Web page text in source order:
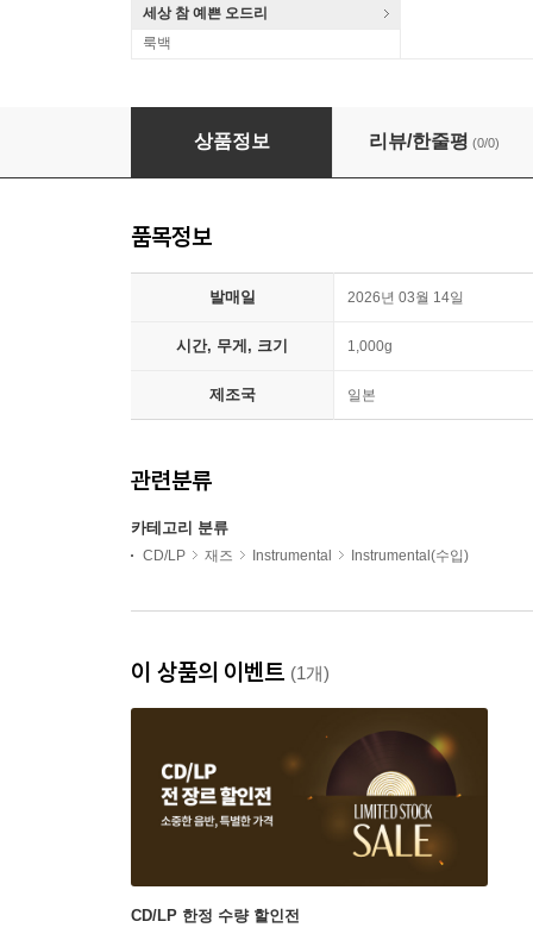
세상 참 예쁜 오드리
룩백
Chet Baker (쳇 베이커) - Cool Cat - Chet
상품정보 리뷰/한줄평 (0/0)
품목정보
발매일 2026년 03월 14일
시간, 무게, 크기 1,000g
제조국 일본
관련분류
카테고리 분류
CD/LP 재즈 Instrumental Instrumental(수입)
이 상품의 이벤트 (1개)
CD/LP 한정 수량 할인전